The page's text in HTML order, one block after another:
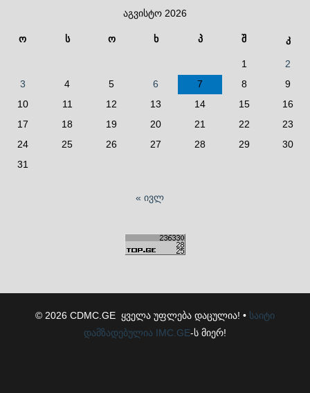
აგვისტო 2026
ო ს ო ხ პ შ კ
1
2
3
4 5 6 7 8
9
10
11 12 13 14 15
16
17
18 19 20 21 22
23
24
25 26 27 28 29
30
31
« ივლ
© 2026 CDMC.GE ყველა უფლება დაცულია! • საიტი
დამზადებულია
IMC.GE-ს მიერ!